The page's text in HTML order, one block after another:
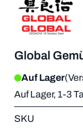
Global
Auf Lager
Auf Lager, 1-3
SKU